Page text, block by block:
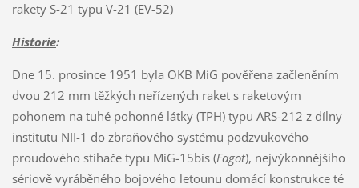
rakety S-21 typu V-21 (EV-52)
Historie:
Dne 15. prosince 1951 byla OKB MiG pověřena začleněním
dvou 212 mm těžkých neřízených raket s raketovým
pohonem na tuhé pohonné látky (TPH) typu ARS-212 z dílny
institutu NII-1 do zbraňového systému podzvukového
proudového stíhače typu MiG-15bis (Fagot), nejvýkonnějšího
sériově vyráběného bojového letounu domácí konstrukce té